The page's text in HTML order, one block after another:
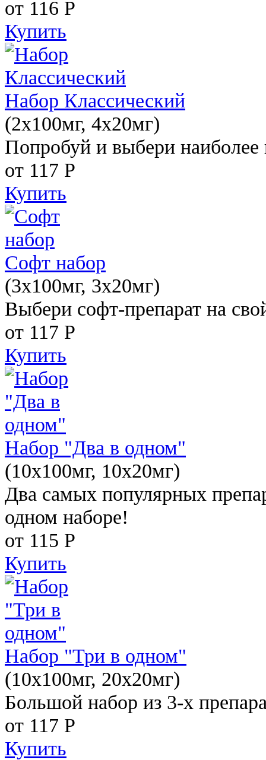
от 116 Р
Купить
Набор Классический
(2x100мг, 4x20мг)
Попробуй и выбери наиболее
от 117 Р
Купить
Софт набор
(3x100мг, 3x20мг)
Выбери софт-препарат на
от 117 Р
Купить
Набор "Два в одном"
(10x100мг, 10x20мг)
Два самых популярных
одном наборе!
от 115 Р
Купить
Набор "Три в одном"
(10x100мг, 20x20мг)
Большой набор из 3-х
от 117 Р
Купить